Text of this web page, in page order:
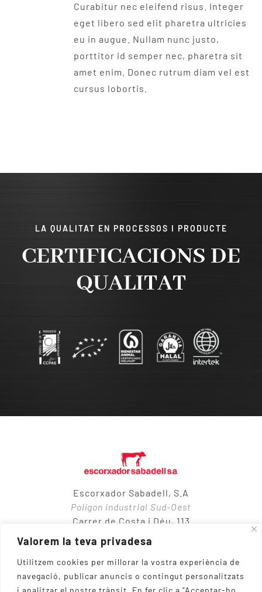
Valorem la teva privadesa
Utilitzem cookies per millorar la vostra experiència de
navegació, publicar anuncis o contingut personalitzats
i analitzar el nostre trànsit.
En fer clic a "Acceptar-ho
Curabitur nec eleifend risus. Integer
eget libero sed elit pharetra ultricies
eu in augue. Nullam nunc justo,
porttitor id semper nec, pharetra sit
amet enim. Donec rutrum diam vel est
cursus lobortis.
LA QUALITAT EN PROCESSOS I PRODUCTE
CERTIFICACIONS DE
QUALITAT
Escorxador Sabadell, S.A
Polígon industrial Sud-Oest
Carrer de Costa i Déu, 113
08205 – Sabadell
937 10 65 50